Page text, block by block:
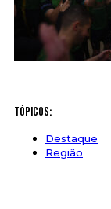
Tópicos:
Destaque
Região